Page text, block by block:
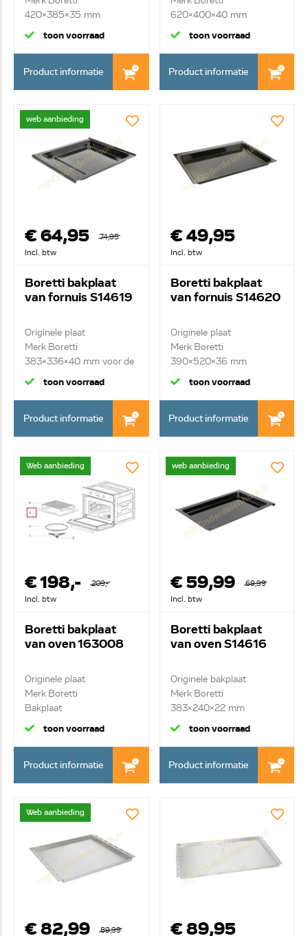
420x385x35 mm
toon voorraad
Product informatie
620x400x40 mm
toon voorraad
Product informatie
web aanbieding
€ 64,95
74,95
Incl. btw
Boretti bakplaat
van fornuis S14619
Originele plaat
Merk Boretti
383x336x40 mm voor de
kleine ...
toon voorraad
Product informatie
€ 49,95
Incl. btw
Boretti bakplaat
van fornuis S14620
Originele plaat
Merk Boretti
390x520x36 mm
toon voorraad
Product informatie
Web aanbieding
€ 198,-
209,-
Incl. btw
Boretti bakplaat
van oven 163008
Originele plaat
Merk Boretti
Bakplaat
toon voorraad
Product informatie
web aanbieding
€ 59,99
69,99
Incl. btw
Boretti bakplaat
van oven S14616
Originele bakplaat
Merk Boretti
383x240x22 mm
toon voorraad
Product informatie
Web aanbieding
€ 82,99
89,99
€ 89,95